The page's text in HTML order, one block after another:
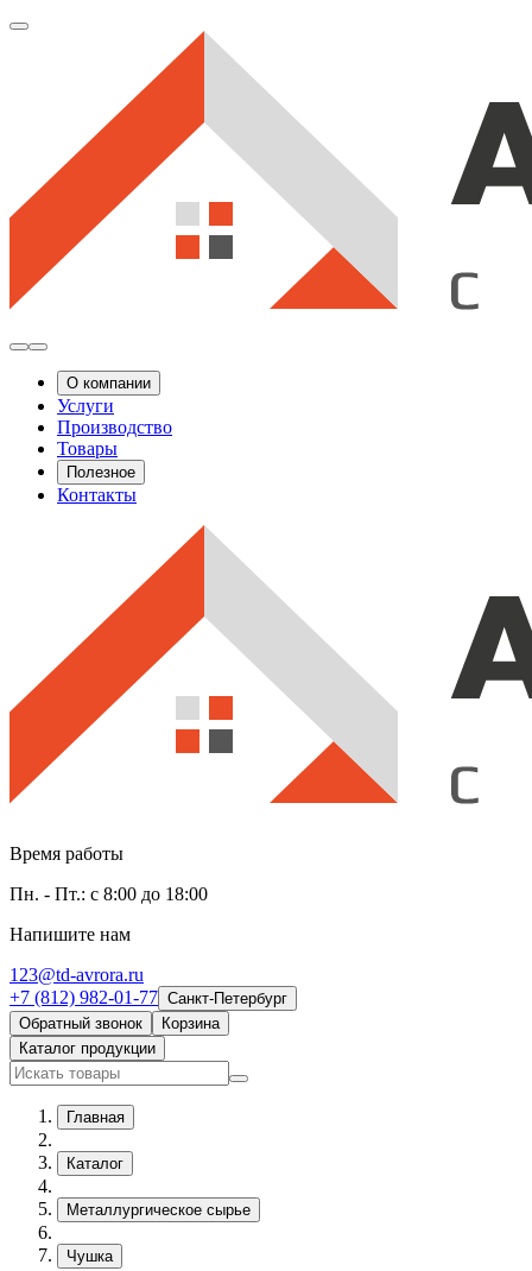
О компании
Услуги
Производство
Товары
Полезное
Контакты
Время работы
Пн. - Пт.: с 8:00 до 18:00
Напишите нам
123@td-avrora.ru
+7 (812) 982-01-77 Санкт-Петербург
Обратный звонок
Корзина
Каталог продукции
Главная
Каталог
Металлургическое сырье
Чушка